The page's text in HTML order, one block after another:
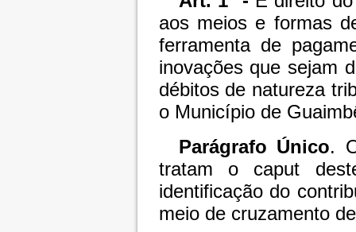
aos meios e formas
ferramenta de
inovações que sejam
débitos de natureza
o Município de
Parágrafo Único.
tratam o caput
identificação do
meio de cruzamento